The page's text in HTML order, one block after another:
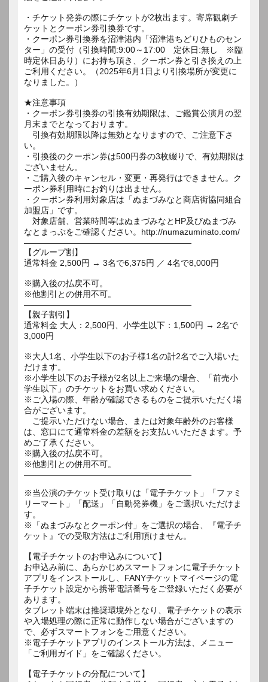
・チケット発券の際にチケットが2枚出ます。寄席観劇チ
ケットとクーポン券引換券です。
・クーポン券引換券を沼津港内「沼津港ちどりひものセン
ター」の受付（引換時間:9:00～17:00 定休日:無し ※臨
時定休日あり）にお持ち頂き、クーポン券と引き換えの上
ご利用ください。（2025年6月1日より引換場所が変更に
なりました。）
★注意事項
・クーポン券引換券の引換有効期限は、ご鑑賞公演月の翌
月末までとなっております。
引換有効期限以降は無効となりますので、ご注意下さ
い。
・引換後のクーポン券は500円券の3枚綴りで、有効期限は
ございません。
・ご購入後のキャンセル・変更・再発行はできません。ク
ーポン券利用時にお釣りは出ません。
・クーポン券利用対象店は「ぬまづみなと商店街協同組合
加盟店」です。
対象店舗、営業時間等はぬまづみなとHP及びぬまづみ
なとまっぷをご確認ください。http://numazuminato.com/
――――――――――――――――――――
【グループ割】
通常料金 2,500円 → 3名で6,375円 ／ 4名で8,000円
※購入後の払戻不可。
※他割引との併用不可。
――――――――――――――――――――
【親子割引】
通常料金 大人：2,500円、小学生以下：1,500円 → 2名で
3,000円
※大人1名、小学生以下のお子様1名の計2名でご入場いた
だけます。
※小学生以下のお子様が2名以上ご来場の場合、「前売小
学生以下」のチケットをお買い求めください。
※ご入場の際、年齢が確認できるものをご提示いただく場
合がございます。
ご提示いただけない場合、または対象年齢外のお客様
は、窓口にて通常料金の差額をお支払いいただきます。予
めご了承ください。
※購入後の払戻不可。
※他割引との併用不可。
――――――――――――――――――――
※当公演のチケット受け取りは「電子チケット」「ファミ
リーマート」「配送」「自動発券機」をご選択いただけま
す。
※「ぬまづみなとクーポン付」をご選択の場合、『電子チ
ケット』での受取方法はご利用頂けません。
【電子チケットのお申込みについて】
お申込み前に、あらかじめスマートフォンに電子チケット
アプリをインストールし、FANYチケットマイページの電
子チケット設定から携帯電話番号をご登録いただく必要が
あります。
タブレット端末は推奨環境外となり、電子チケットの表示
や入場処理の際に正常に動作しない場合がございますの
で、必ずスマートフォンをご用意ください。
※電子チケットアプリのインストール方法は、メニュー
「ご利用ガイド」をご確認ください。
【電子チケットの分配について】